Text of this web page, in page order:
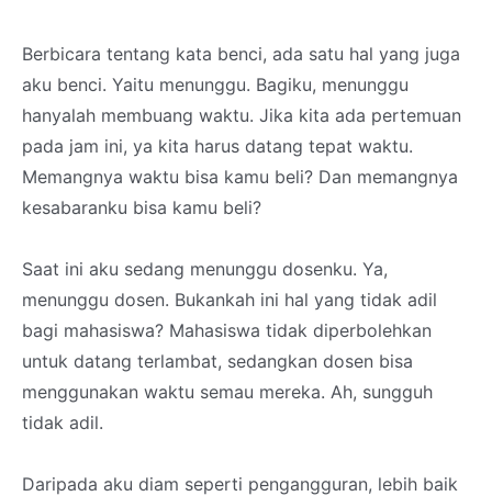
Berbicara tentang kata benci, ada satu hal yang juga
aku benci. Yaitu menunggu. Bagiku, menunggu
hanyalah membuang waktu. Jika kita ada pertemuan
pada jam ini, ya kita harus datang tepat waktu.
Memangnya waktu bisa kamu beli? Dan memangnya
kesabaranku bisa kamu beli?
Saat ini aku sedang menunggu dosenku. Ya,
menunggu dosen. Bukankah ini hal yang tidak adil
bagi mahasiswa? Mahasiswa tidak diperbolehkan
untuk datang terlambat, sedangkan dosen bisa
menggunakan waktu semau mereka. Ah, sungguh
tidak adil.
Daripada aku diam seperti pengangguran, lebih baik